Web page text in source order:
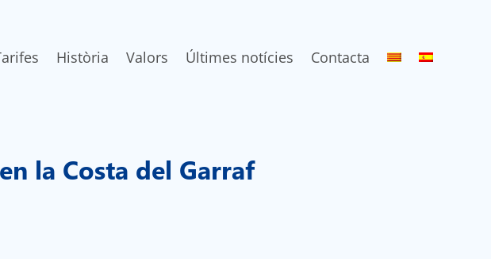
Història Valors Últimes notícies Contacta
la Costa del Garraf